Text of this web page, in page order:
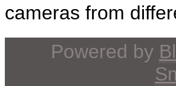
cameras from
Powered by